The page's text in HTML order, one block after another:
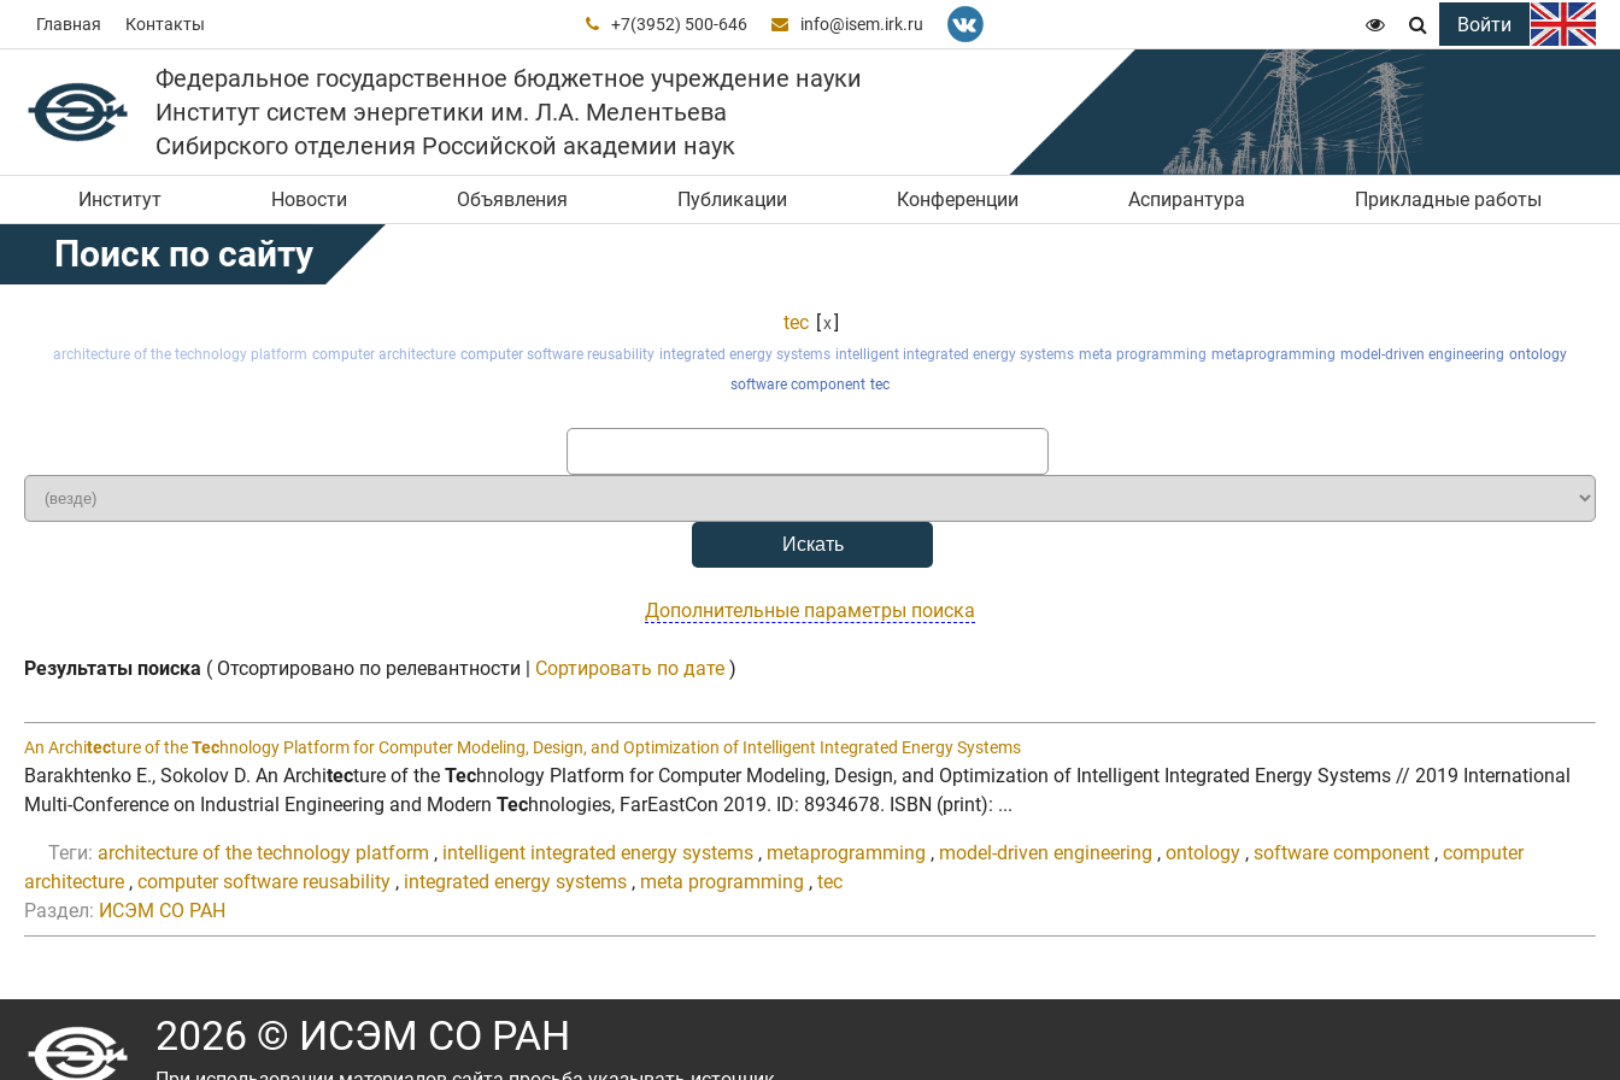
Главная Контакты  +7(3952) 500-646  info@isem.irk.ru   Войти
Федеральное государственное бюджетное учреждение науки
Институт систем энергетики им. Л.А. Мелентьева
Сибирского отделения Российской академии наук
Институт Новости Объявления Публикации Конференции Аспирантура Прикладные работы
Поиск по сайту
tec [x]
architecture of the technology platform computer architecture computer software reusability integrated energy systems intelligent integrated energy systems meta programming metaprogramming model-driven engineering ontology
software component tec
Дополнительные параметры поиска
Результаты поиска ( Отсортировано по релевантности | Сортировать по дате )
An Architecture of theTechnology Platform for Computer Modeling, Design, and Optimization of Intelligent Integrated Energy Systems
Barakhtenko E., Sokolov D. An Architecture of the Technology Platform for Computer Modeling, Design, and Optimization of Intelligent Integrated Energy Systems // 2019 International
Multi-Conference on Industrial Engineering and Modern Technologies, FarEastCon 2019. ID: 8934678. ISBN (print): ...
Теги: architecture of the technology platform , intelligent integrated energy systems , metaprogramming , model-driven engineering , ontology , software component , computer
architecture , computer software reusability , integrated energy systems , meta programming , tec
Раздел: ИСЭМ СО РАН
2026 © ИСЭМ СО РАН